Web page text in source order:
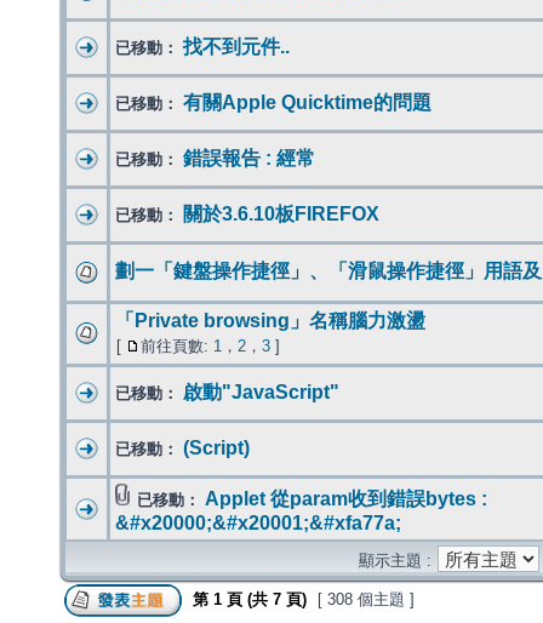
已移動： 找不到元件..
已移動： 有關Apple Quicktime的問題
已移動： 錯誤報告 : 經常
已移動： 關於3.6.10板FIREFOX
劃一「鍵盤操作捷徑」、「滑鼠操作捷徑」用語
「Private browsing」名稱腦力激盪
[ 前往頁數: 1 ， 2 ， 3 ]
已移動： 啟動"JavaScript"
已移動： (Script)
已移動： Applet 從param收到錯誤bytes :
&#x20000;&#x20001;&#xfa77a;
顯示主題 :
第 1 頁 (共 7 頁) [ 308 個主題 ]